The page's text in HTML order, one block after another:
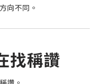
向不同。
找稱讚